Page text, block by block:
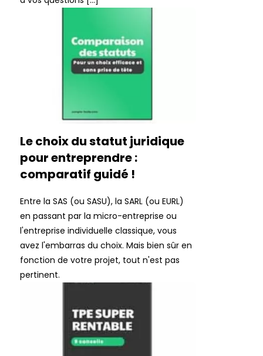
Le choix du statut juridique
pour entreprendre :
comparatif guidé !
Entre la SAS (ou SASU), la SARL (ou EURL)
en passant par la micro-entreprise ou
l'entreprise individuelle classique, vous
avez l'embarras du choix. Mais bien sûr en
fonction de votre projet, tout n'est pas
pertinent.